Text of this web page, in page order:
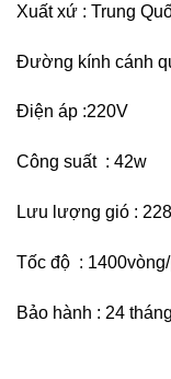
Xuất xứ : Trung
Đường kính cánh
Điện áp :220V
Công suất : 42w
Lưu lượng gió :
Tốc độ :
Bảo hành : 24 tháng